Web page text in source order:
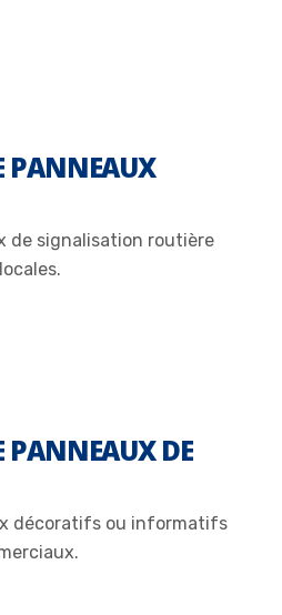
PANNEAUX
de signalisation routière
PANNEAUX DE
décoratifs ou informatifs